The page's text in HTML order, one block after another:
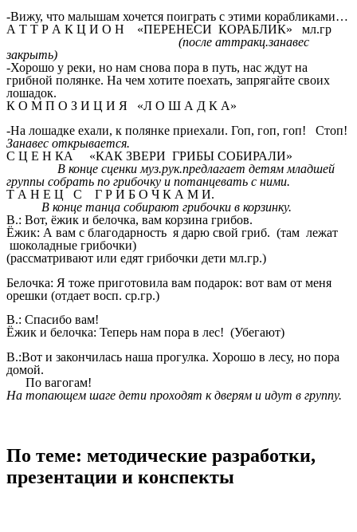
-Вижу, что малышам хочется поиграть с этими корабликами…
А Т Т Р А К Ц И О Н «ПЕРЕНЕСИ КОРАБЛИК» мл.гр
(после аттракц.занавес
закрыть)
-Хорошо у реки, но нам снова пора в путь, нас ждут на
грибной полянке. На чем хотите поехать, запрягайте своих
лошадок.
К О М П О З И Ц И Я «Л О Ш А Д К А»
-На лошадке ехали, к полянке приехали. Гоп, гоп, гоп! Стоп!
Занавес открывается.
С Ц Е Н КА «КАК ЗВЕРИ ГРИБЫ СОБИРАЛИ»
В конце сценки муз.рук.предлагает детям младшей
группы собрать по грибочку и потанцевать с ними.
Т А Н Е Ц С Г Р И Б О Ч К А М И.
В конце танца собирают грибочки в корзинку.
В.: Вот, ёжик и белочка, вам корзина грибов.
Ёжик: А вам с благодарность я дарю свой гриб. (там лежат
шоколадные грибочки)
(рассматривают или едят грибочки дети мл.гр.)
Белочка: Я тоже приготовила вам подарок: вот вам от меня
орешки (отдает восп. ср.гр.)
В.: Спасибо вам!
Ёжик и белочка: Теперь нам пора в лес! (Убегают)
В.:Вот и закончилась наша прогулка. Хорошо в лесу, но пора
домой.
По вагогам!
На топающем шаге дети проходят к дверям и идут в группу.
По теме: методические разработки,
презентации и конспекты